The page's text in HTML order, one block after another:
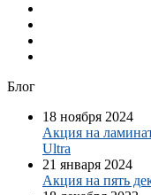
Блог
18 ноября 2024
Акция на
Ultra
21 января 2024
Акция на пять